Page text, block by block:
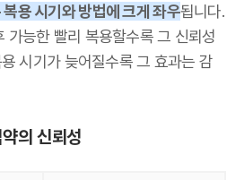
용 시기와 방법에 크게 좌우됩니다.
가능한 빨리 복용할수록 그 신뢰성
시기가 늦어질수록 그 효과는 감
의 신뢰성